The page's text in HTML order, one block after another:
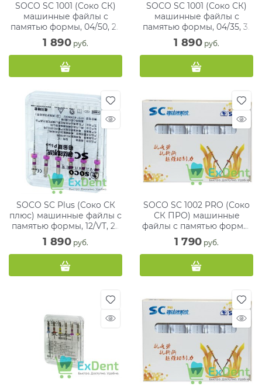
SOCO SC 1001 (Соко СК)
машинные файлы с
памятью формы, 04/50, 25
мм, блистер (6 шт)
1 890 руб.
SOCO SC 1001 (Соко СК)
машинные файлы с
памятью формы, 04/35, 31
мм, блистер (6 шт)
1 890 руб.
SOCO SC Plus (Соко СК
плюс) машинные файлы с
памятью формы, 12/VT, 25
мм, фиолет, блисте (6 шт)
1 890 руб.
SOCO SC 1002 PRO (Соко
СК ПРО) машинные
файлы с памятью формы,
04/20, 25 мм, блистер (6
шт)
1 790 руб.